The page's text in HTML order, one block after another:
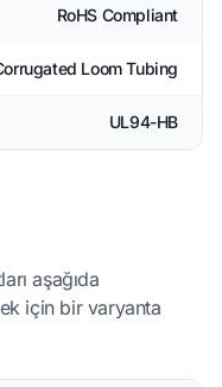
RoHS Compliant
Loom Tubing
UL94-HB
aşağıda
için bir varyanta